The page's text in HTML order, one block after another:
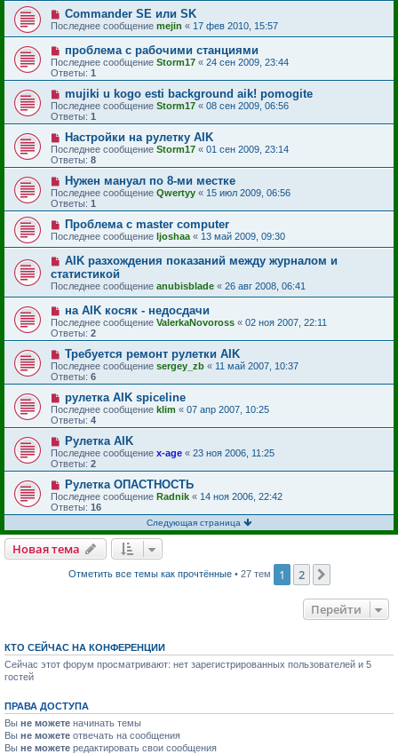
Commander SE или SK
Последнее сообщение mejin « 17 фев 2010, 15:57
проблема с рабочими станциями
Последнее сообщение Storm17 « 24 сен 2009, 23:44
Ответы: 1
mujiki u kogo esti background aik! pomogite
Последнее сообщение Storm17 « 08 сен 2009, 06:56
Ответы: 1
Настройки на рулетку AIK
Последнее сообщение Storm17 « 01 сен 2009, 23:14
Ответы: 8
Нужен мануал по 8-ми местке
Последнее сообщение Qwertyy « 15 июл 2009, 06:56
Ответы: 1
Проблема с master computer
Последнее сообщение ljoshaa « 13 май 2009, 09:30
AIK разхождения показаний между журналом и
статистикой
Последнее сообщение anubisblade « 26 авг 2008, 06:41
на AIK косяк - недосдачи
Последнее сообщение ValerkaNovoross « 02 ноя 2007, 22:11
Ответы: 2
Требуется ремонт рулетки AIK
Последнее сообщение sergey_zb « 11 май 2007, 10:37
Ответы: 6
рулетка AIK spiceline
Последнее сообщение klim « 07 апр 2007, 10:25
Ответы: 4
Рулетка AIK
Последнее сообщение x-age « 23 ноя 2006, 11:25
Ответы: 2
Рулетка ОПАСТНОСТЬ
Последнее сообщение Radnik « 14 ноя 2006, 22:42
Ответы: 16
Следующая страница
Новая тема
Отметить все темы как прочтённые• 27 тем 1 2
Перейти
КТО СЕЙЧАС НА КОНФЕРЕНЦИИ
Сейчас этот форум просматривают: нет зарегистрированных пользователей и 5
гостей
ПРАВА ДОСТУПА
Вы не можете начинать темы
Вы не можете отвечать на сообщения
Вы не можете редактировать свои сообщения